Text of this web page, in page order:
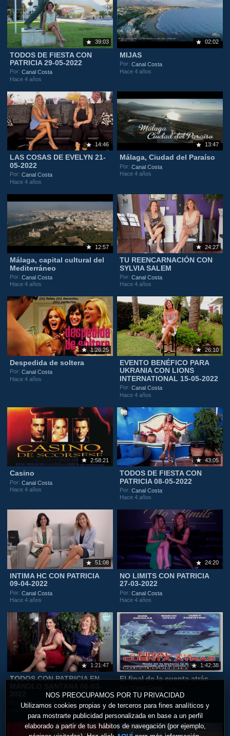
NOS PREOCUPAMOS POR TU PRIVACIDAD
Utilizamos cookies propias y de terceros para fines analíticos y
para mostrarte publicidad personalizada en base a un perfil
elaborado a partir de tus hábitos de navegación (por ejemplo,
39:03
TODOS DE FIESTA CON
PATRICIA 29-05-2022
Por:Canal Costa
Hace 4 años
02:02
MIJAS
Por:Canal Costa
Hace 4 años
14:46
LAS COSAS DE EVELYN 21-
05-2022
Por:Canal Costa
Hace 4 años
13:47
Málaga, Ciudad del Paraíso
Por:Canal Costa
Hace 4 años
12:57
Málaga, capital cultural del
Mediterráneo
Por:Canal Costa
Hace 4 años
24:27
TU REENCARNACIÓN CON
SYLVIA SALEM
Por:Canal Costa
Hace 4 años
1:26:25
Despedida de soltera
Por:Canal Costa
Hace 4 años
26:10
EVENTO BENÉFICO PARA
UKRANIA CON LIONS
INTERNATIONAL 15-05-2022
Por:Canal Costa
Hace 4 años
2:58:21
Casino
Por:Canal Costa
Hace 4 años
43:05
TODOS DE FIESTA CON
PATRICIA 08-05-2022
Por:Canal Costa
Hace 4 años
51:08
INTIMA HC CON PATRICIA
09-04-2022
Por:Canal Costa
Hace 4 años
24:20
NO LIMITS CON PATRICIA
27-03-2022
Por:Canal Costa
Hace 4 años
1:21:47
TODOS CON PATRICIA EN
Por:Canal Costa
1:42:38
El final de la cuenta atrás
Hace 4 años